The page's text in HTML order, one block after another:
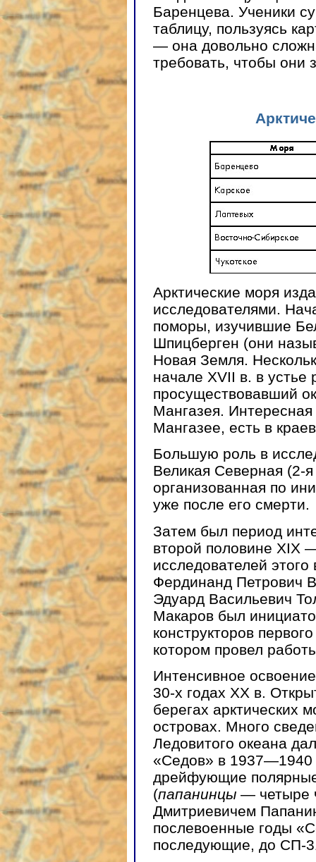
Баренцева. Ученики
таблицу, пользуясь
— она довольно
требовать, чтобы они
Арктические моря
исследователями.
поморы, изучившие
Шпицберген (они
Новая Земля.
начале XVII в. в устье
просуществовавший
Мангазея.
Мангазее, есть в
Большую роль в
Великая Северная (2-
организованная по
уже после его смерти.
Затем был период
второй половине ХIХ
исследователей
Фердинанд Петрович
Эдуард Васильевич
Макаров был
конструкторов
котором провел
Интенсивное
30-х годах ХХ в.
берегах арктических
островах. Много
Ледовитого океана
«Седов» в 1937—1940
дрейфующие
(папанинцы — четыре
Дмитриевичем
послевоенные годы
последующие, до СП-